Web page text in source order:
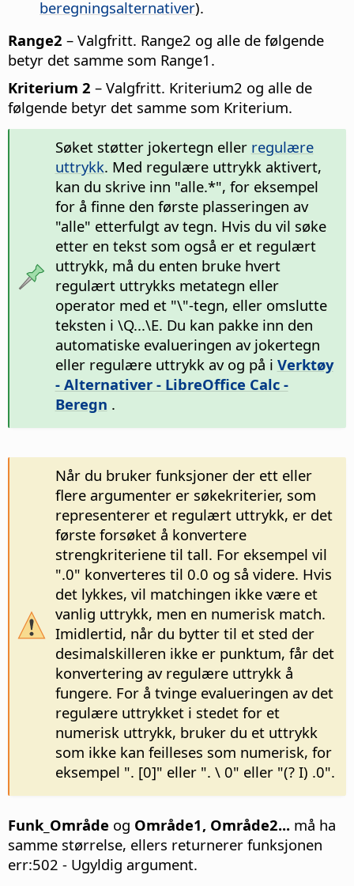
beregningsalternativer).
Range2 – Valgfritt. Range2 og alle de følgende
betyr det samme som Range1.
Kriterium 2 – Valgfritt. Kriterium2 og alle de
følgende betyr det samme som Kriterium.
Søket støtter jokertegn eller regulære
uttrykk. Med regulære uttrykk aktivert,
kan du skrive inn "alle.*", for eksempel
for å finne den første plasseringen av
"alle" etterfulgt av tegn. Hvis du vil søke
etter en tekst som også er et regulært
uttrykk, må du enten bruke hvert
regulært uttrykks metategn eller
operator med et "\"-tegn, eller omslutte
teksten i \Q...\E. Du kan pakke inn den
automatiske evalueringen av jokertegn
eller regulære uttrykk av og på i Verktøy
- Alternativer- LibreOffice Calc -
Beregn .
Når du bruker funksjoner der ett eller
flere argumenter er søkekriterier, som
representerer et regulært uttrykk, er det
første forsøket å konvertere
strengkriteriene til tall. For eksempel vil
".0" konverteres til 0.0 og så videre. Hvis
det lykkes, vil matchingen ikke være et
vanlig uttrykk, men en numerisk match.
Imidlertid, når du bytter til et sted der
desimalskilleren ikke er punktum, får det
konvertering av regulære uttrykk å
fungere. For å tvinge evalueringen av det
regulære uttrykket i stedet for et
numerisk uttrykk, bruker du et uttrykk
som ikke kan feilleses som numerisk, for
eksempel ". [0]" eller ". \ 0" eller "(? I) .0".
Funk_Område og Område1, Område2... må ha
samme størrelse, ellers returnerer funksjonen
err:502 - Ugyldig argument.